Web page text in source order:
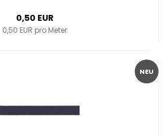
0,50 EUR
0,50 EUR pro Meter
NEU